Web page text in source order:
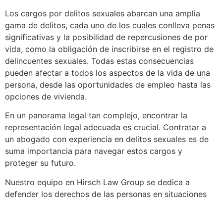
Los cargos por delitos sexuales abarcan una amplia
gama de delitos, cada uno de los cuales conlleva penas
significativas y la posibilidad de repercusiones de por
vida, como la obligación de inscribirse en el registro de
delincuentes sexuales. Todas estas consecuencias
pueden afectar a todos los aspectos de la vida de una
persona, desde las oportunidades de empleo hasta las
opciones de vivienda.
En un panorama legal tan complejo, encontrar la
representación legal adecuada es crucial. Contratar a
un abogado con experiencia en delitos sexuales es de
suma importancia para navegar estos cargos y
proteger su futuro.
Nuestro equipo en Hirsch Law Group se dedica a
defender los derechos de las personas en situaciones